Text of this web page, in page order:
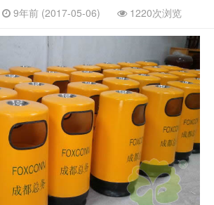
9年前 (2017-05-06) 1220次浏览